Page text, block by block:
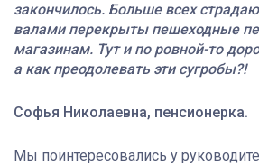
закончилось. Больше всех
валами перекрыты пешеходные
магазинам. Тут и по ровной-то
а как преодолевать эти сугробы?!
Софья Николаевна, пенсионерка.
Мы поинтересовались у